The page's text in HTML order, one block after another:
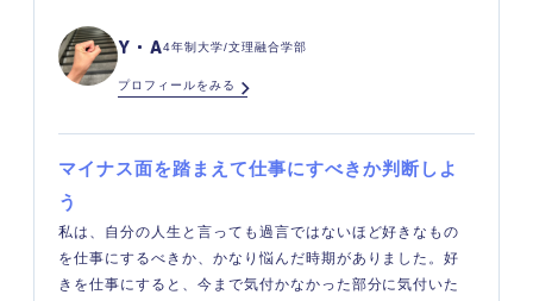
Y・A4年制大学/文理融合学部
プロフィールをみる
マイナス面を踏まえて仕事にすべきか判断しよ
う
私は、自分の人生と言っても過言ではないほど好きなもの
を仕事にするべきか、かなり悩んだ時期がありました。好
きを仕事にすると、今まで気付かなかった部分に気付いた